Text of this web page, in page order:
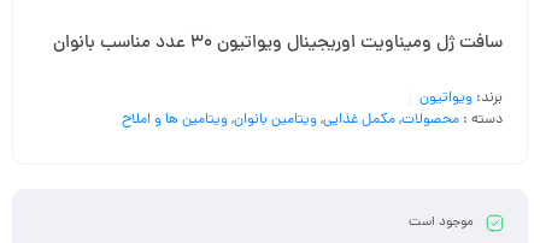
سافت ژل ومیناویت اوریجینال ویواتیون 30 عدد مناسب بانوان
برند: ویواتیون
دسته : محصولات,مکمل غذایی,ویتامین بانوان,ویتامین ها و املاح
موجود است